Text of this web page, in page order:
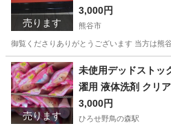
売ります
3,000円
熊谷市
御覧くださりありがとうございます 当方は熊
埼玉 熊谷市 年中行事用品 大型
売ります
未使用デッドストッ
濯用 液体洗剤 クリ
１本＋つめかえ用
に260円×17点とす
3,000円
ひろせ野鳥の森駅